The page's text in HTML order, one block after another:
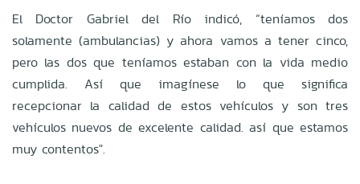
El Doctor Gabriel del Río indicó, “teníamos dos
solamente (ambulancias) y ahora vamos a tener cinco,
pero las dos que teníamos estaban con la vida medio
cumplida. Así que imagínese lo que significa
recepcionar la calidad de estos vehículos y son tres
vehículos nuevos de excelente calidad. así que estamos
muy contentos".